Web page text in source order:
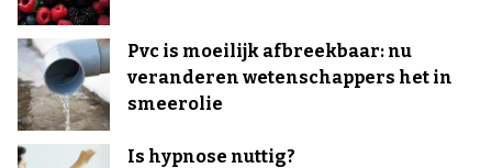
Pvc is moeilijk afbreekbaar: nu
veranderen wetenschappers het in
smeerolie
Is hypnose nuttig?